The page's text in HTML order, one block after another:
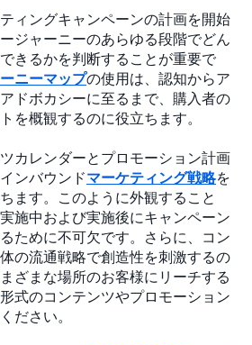
ィングキャンペーンの計画を開始
ジャーニーのあらゆる段階でどん
きるかを判断することが重要で
ニーマップの使用は、認知からア
ドボカシーに至るまで、購入者の
を概観するのに役立ちます。
カレンダーとプロモーション計画
ンバウンドマーケティング戦略を
ます。このように外観すること
施中および実施後にキャンペーン
ために不可欠です。さらに、コン
の流通戦略で創造性を刺激するの
ざまな場所のお客様にリーチする
式のコンテンツやプロモーション
ださい。